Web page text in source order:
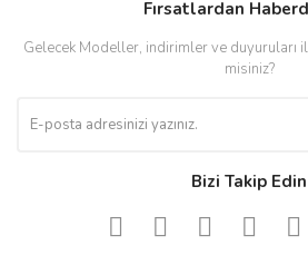
Fırsatlardan
Gelecek Modeller, indirimler ve duyuruları
misiniz?
Bizi Takip Edin